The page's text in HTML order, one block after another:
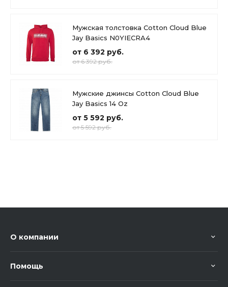
Мужская толстовка Cotton Cloud Blue
Jay Basics N0YIECRA4
от 6 392 руб.
от 6 392 руб.
Мужские джинсы Cotton Cloud Blue
Jay Basics 14 Oz
от 5 592 руб.
от 5 592 руб.
О компании
Помощь